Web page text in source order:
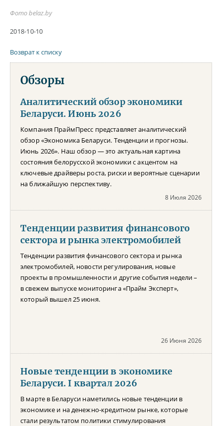
Фото belaz.by
2018-10-10
Возврат к списку
Обзоры
Аналитический обзор экономики
Беларуси. Июнь 2026
Компания ПраймПресс представляет аналитический
обзор «Экономика Беларуси. Тенденции и прогнозы.
Июнь 2026». Наш обзор — это актуальная картина
состояния белорусской экономики с акцентом на
ключевые драйверы роста, риски и вероятные сценарии
на ближайшую перспективу.
8 Июля 2026
Тенденции развития финансового
сектора и рынка электромобилей
Тенденции развития финансового сектора и рынка
электромобилей, новости регулирования, новые
проекты в промышленности и другие события недели –
в свежем выпуске мониторинга «Прайм Эксперт»,
который вышел 25 июня.
26 Июня 2026
Новые тенденции в экономике
Беларуси. I квартал 2026
В марте в Беларуси наметились новые тенденции в
экономике и на денежно-кредитном рынке, которые
стали результатом политики стимулирования